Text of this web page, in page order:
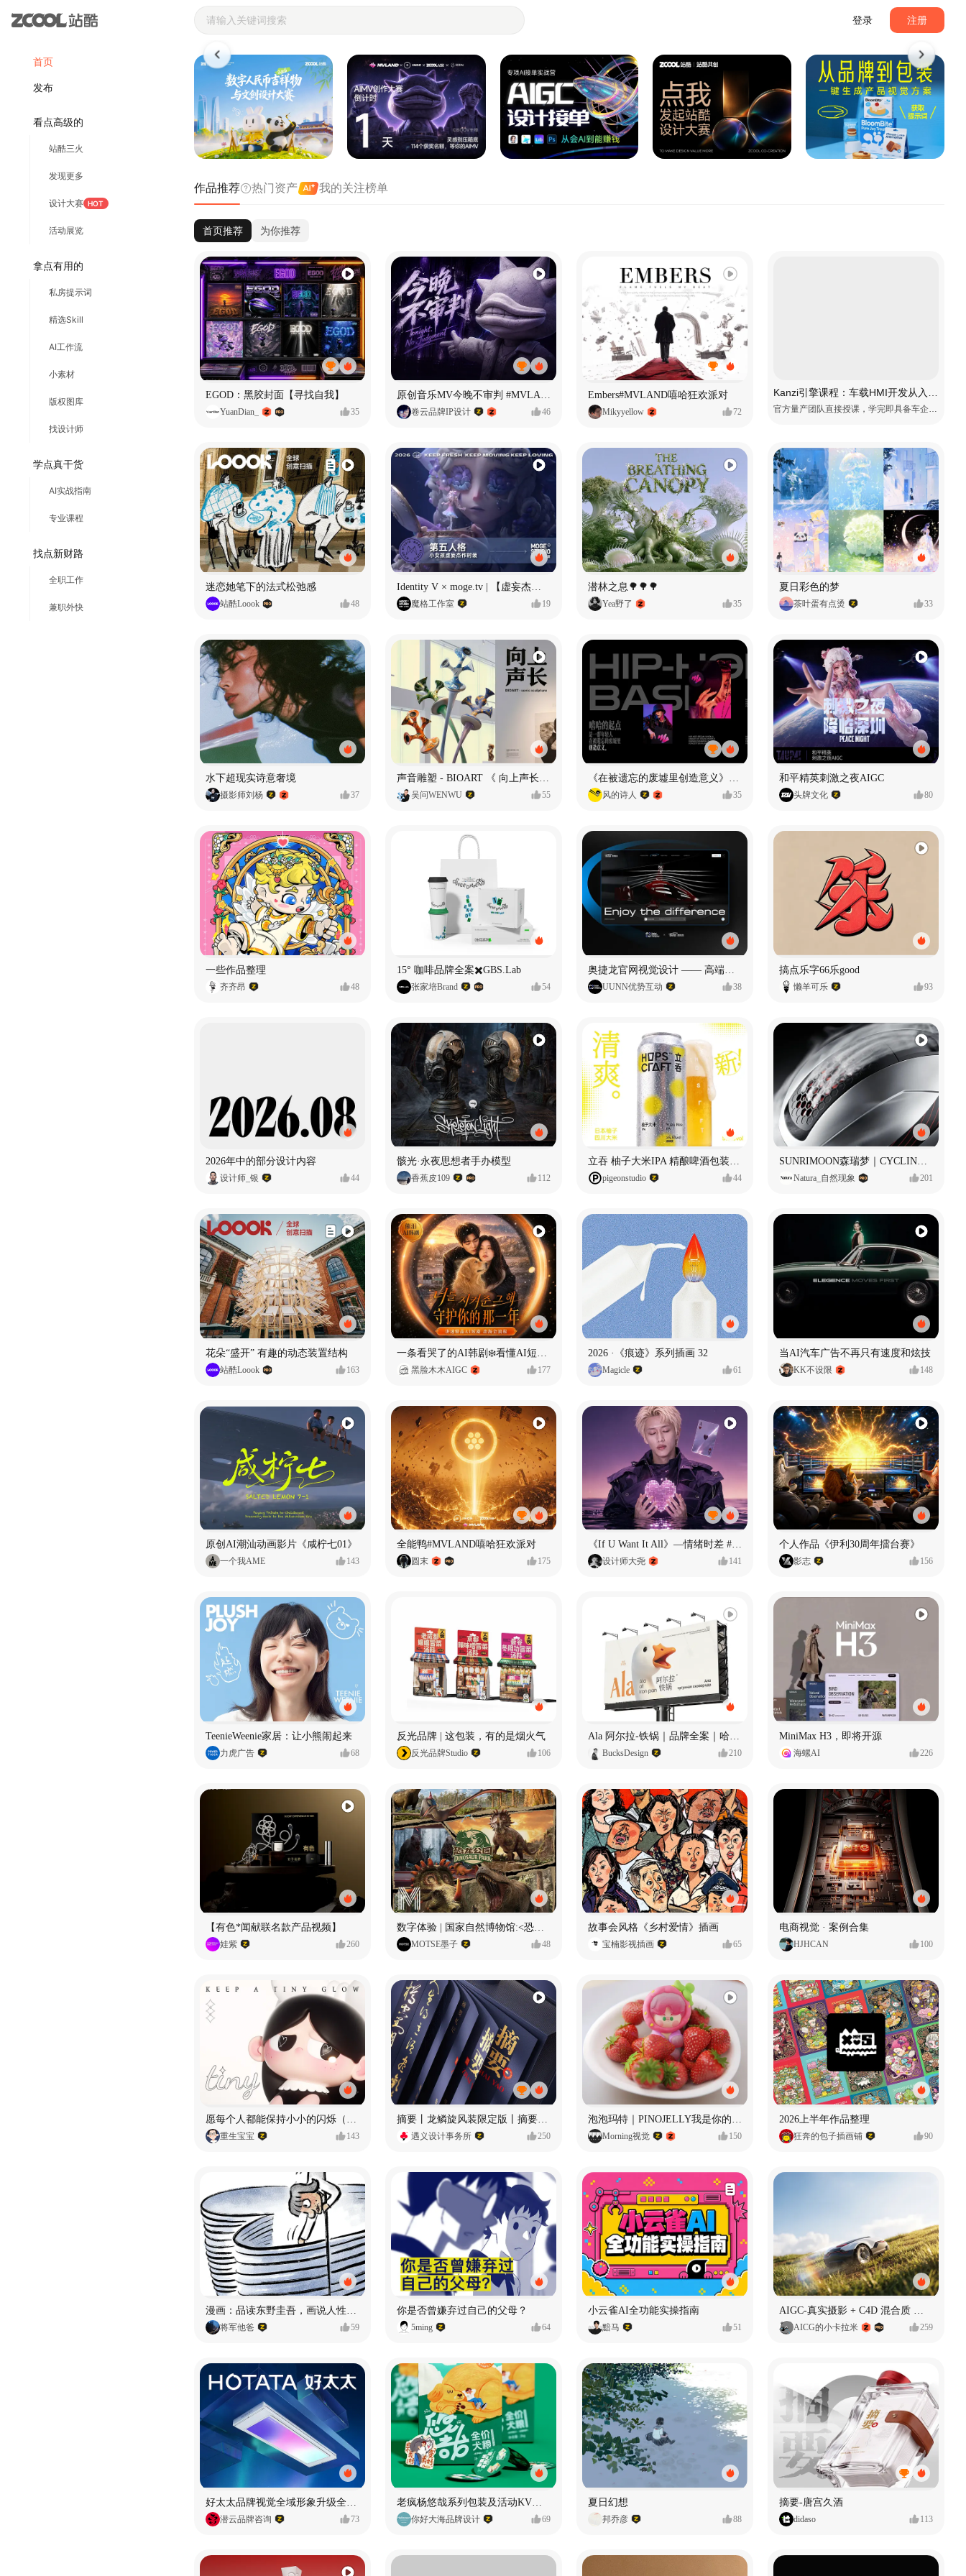
首页
发布
看点高级的
站酷三火
发现更多
设计大赛 HOT
活动展览
拿点有用的
私房提示词
精选Skill
AI工作流
小素材
版权图库
找设计师
学点真干货
AI实战指南
专业课程
找点新财路
全职工作
兼职外快
登录 注册
站酷ZCOOL - 设计师们都在站酷
作品推荐 热门资产 我的关注榜单
首页推荐 为你推荐
EGOD：黑胶封面【寻找自我】
YuanDian_ 35
原创音乐MV今晚不审判 #MVLAND嘻哈狂欢派对
卷云品牌IP设计 46
Embers#MVLAND嘻哈狂欢派对
Mikyyellow 72 官方量产团队直接授课，学完即具备车企项目上岗能力
迷恋她笔下的法式松弛感
站酷Loook 48 魔格工作室 19
潜林之息🌳🌳🌳
Yea野了 35
夏日彩色的梦
茶叶蛋有点烫 33
水下超现实诗意奢境
摄影师刘杨 37
声音雕塑 - BIOART 《 向上声长 》
吴问WENWU 55
《在被遗忘的废墟里创造意义》#MVLAND嘻哈狂欢派对
风的诗人 35
和平精英刺激之夜AIGC
头牌文化 80
一些作品整理
齐齐昂 48
15° 咖啡品牌全案✖️GBS.Lab
张家培Brand 54 UUNN优势互动 38
搞点乐字66乐good
懒羊可乐 93
2026年中的部分设计内容
设计师_银 44
骸光·永夜思想者手办模型
香蕉皮109 112
立吞 柚子大米IPA 精酿啤酒包装设计
pigeonstudio 44
SUNRIMOON森瑞梦｜CYCLING HELMET CG｜气动骑行头盔
Natura_自然现象 201
花朵“盛开” 有趣的动态装置结构
站酷Loook 163 黑脸木木AIGC 177
2026 ·《痕迹》系列插画 32
Magicle 61
当AI汽车广告不再只有速度和炫技
KK不设限 148
原创AI潮汕动画影片《咸柠七01》
一个我AME 143
全能鸭#MVLAND嘻哈狂欢派对
圆末 175
《If U Want It All》—情绪时差 #MVLAND嘻哈狂欢派对
设计师大尧 141
个人作品《伊利30周年擂台赛》
影志 156
TeenieWeenie家居：让小熊闹起来
力虎广告 68
反光品牌 | 这包装，有的是烟火气
反光品牌Studio 106 BucksDesign 210
MiniMax H3，即将开源
海螺AI 226
【有色*闻献联名款产品视频】
娃紫 260
数字体验 | 国家自然博物馆:<恐龙公园>沉浸特展
MOTSE墨子 48
故事会风格《乡村爱情》插画
宝楠影视插画 65
电商视觉 · 案例合集
HJHCAN 100
重生宝宝 143 遇义设计事务所 250 Morning视觉 150
2026上半年作品整理
狂奔的包子插画铺 90
漫画：品读东野圭吾，画说人性百态
将军他爸 59
你是否曾嫌弃过自己的父母？
5ming 64
小云雀AI全功能实操指南
黯马 51
AIGC-真实摄影 + C4D 混合质 能让 AI 产品图更好吗?
AICG的小卡拉米 259
潜云品牌咨询 73 你好大海品牌设计 69
夏日幻想
邦乔彦 88
摘要-唐宫久酒
didaso 113